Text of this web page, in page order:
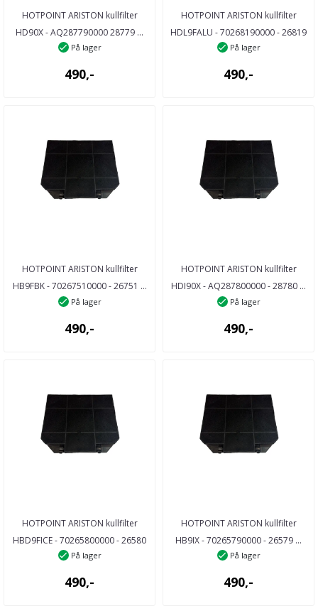
HOTPOINT ARISTON kullfilter
HD90X - AQ287790000 28779 ...
På lager
490,-
HOTPOINT ARISTON kullfilter
HDL9FALU - 70268190000 - 26819
...
På lager
490,-
HOTPOINT ARISTON kullfilter
HB9FBK - 70267510000 - 26751 ...
På lager
490,-
HOTPOINT ARISTON kullfilter
HDI90X - AQ287800000 - 28780 ...
På lager
490,-
HOTPOINT ARISTON kullfilter
HBD9FICE - 70265800000 - 26580
...
På lager
490,-
HOTPOINT ARISTON kullfilter
HB9IX - 70265790000 - 26579 ...
På lager
490,-